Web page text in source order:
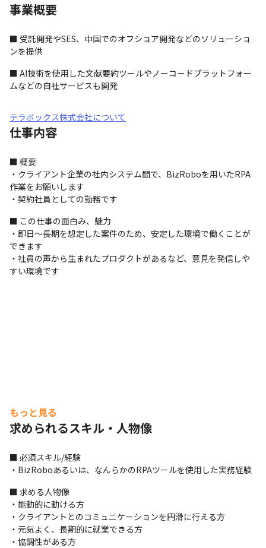
事業概要
■ 受託開発やSES、中国でのオフショア開発などのソリューショ
ンを提供
■ AI技術を使用した文献要約ツールやノーコードプラットフォー
ムなどの自社サービスも開発
テラボックス株式会社について
仕事内容
■ 概要
・クライアント企業の社内システム間で、BizRoboを用いたRPA
作業をお願いします
・契約社員としての勤務です
■ この仕事の面白み、魅力
・即日～長期を想定した案件のため、安定した環境で働くことが
できます
・社員の声から生まれたプロダクトがあるなど、意見を発信しや
すい環境です
もっと見る
求められるスキル・人物像
■ 必須スキル/経験
・BizRoboあるいは、なんらかのRPAツールを使用した実務経験
■ 求める人物像
・能動的に動ける方
・クライアントとのコミュニケーションを円滑に行える方
・元気よく、長期的に就業できる方
・協調性がある方